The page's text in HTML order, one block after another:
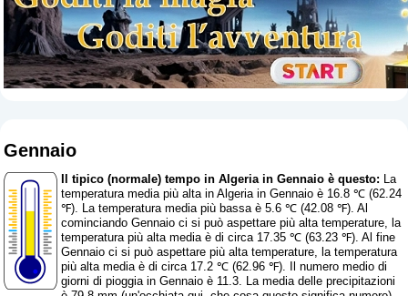
Gennaio
Il tipico (normale) tempo in Algeria in Gennaio è questo: La
temperatura media più alta in Algeria in Gennaio è 16.8 ℃ (62.24
℉). La temperatura media più bassa è 5.6 ℃ (42.08 ℉). Al
cominciando Gennaio ci si può aspettare più alta temperature, la
temperatura più alta media è di circa 17.35 ℃ (63.23 ℉). Al fine
Gennaio ci si può aspettare più alta temperature, la temperatura
più alta media è di circa 17.2 ℃ (62.96 ℉). Il numero medio di
giorni di pioggia in Gennaio è 11.3. La media delle precipitazioni